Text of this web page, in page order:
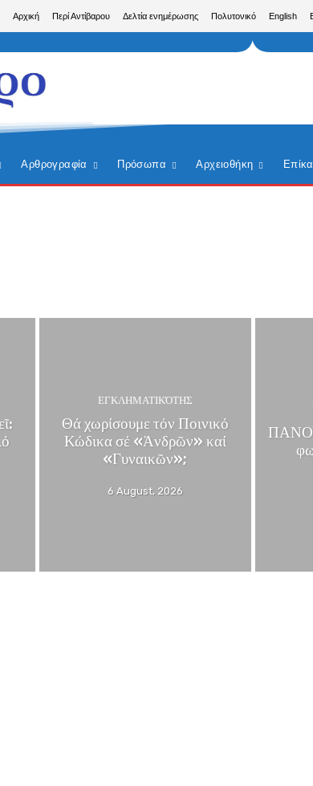
Αρχική Περί Αντίβαρου Δελτία ενημέρωσης Πολυτονικό English
Αρθρογραφία Πρόσωπα Αρχειοθήκη
ΕΓΚΛΗΜΑΤΙΚΌΤΗΣ
Θά χωρίσουμε τόν Ποινικό
Κώδικα σέ «Ἀνδρῶν» καί
«Γυναικῶν»;
6 August, 2026